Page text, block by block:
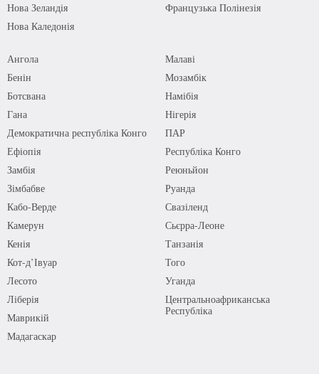
Нова Зеландія
Нова Каледонія
Французька Полінезія
Ангола
Бенін
Ботсвана
Гана
Демократична республіка Конго
Ефіопія
Замбія
Зімбабве
Кабо-Верде
Камерун
Кенія
Кот-д’Івуар
Лесото
Ліберія
Маврикій
Мадагаскар
Малаві
Мозамбік
Намібія
Нігерія
ПАР
Республіка Конго
Реюньйон
Руанда
Свазіленд
Сьєрра-Леоне
Танзанія
Того
Уганда
Центральноафриканська
Республіка